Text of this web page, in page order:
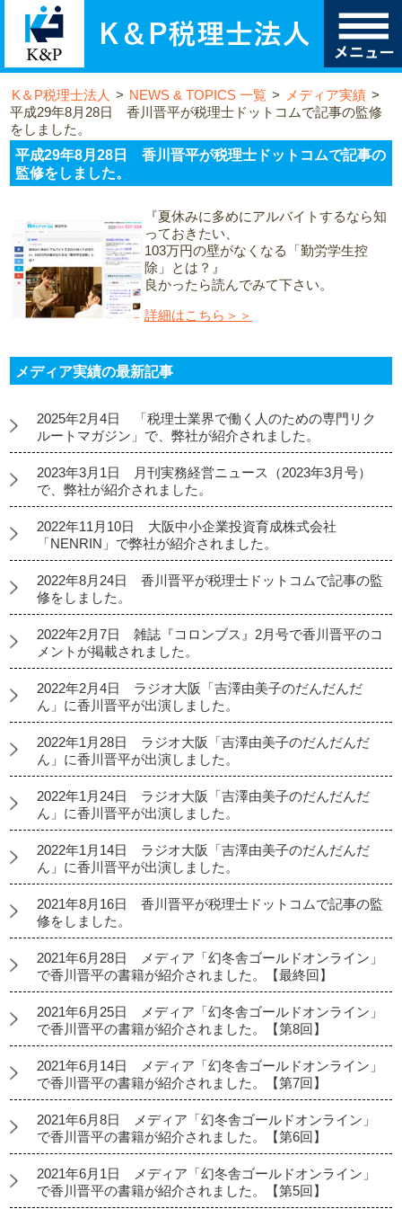
K＆P税理士法人 > NEWS & TOPICS 一覧 > メディア実績 >
平成29年8月28日 香川晋平が税理士ドットコムで記事の監修
をしました。
平成29年8月28日 香川晋平が税理士ドットコムで記事の
監修をしました。
『夏休みに多めにアルバイトするなら知
っておきたい、
103万円の壁がなくなる「勤労学生控
除」とは？』
良かったら読んでみて下さい。
詳細はこちら＞＞
メディア実績の最新記事
2025年2月4日 「税理士業界で働く人のための専門リク
ルートマガジン」で、弊社が紹介されました。
2023年3月1日 月刊実務経営ニュース（2023年3月号）
で、弊社が紹介されました。
2022年11月10日 大阪中小企業投資育成株式会社
「NENRIN」で弊社が紹介されました。
2022年8月24日 香川晋平が税理士ドットコムで記事の監
修をしました。
2022年2月7日 雑誌『コロンブス』2月号で香川晋平のコ
メントが掲載されました。
2022年2月4日 ラジオ大阪「吉澤由美子のだんだんだ
ん」に香川晋平が出演しました。
2022年1月28日 ラジオ大阪「吉澤由美子のだんだんだ
ん」に香川晋平が出演しました。
2022年1月24日 ラジオ大阪「吉澤由美子のだんだんだ
ん」に香川晋平が出演しました。
2022年1月14日 ラジオ大阪「吉澤由美子のだんだんだ
ん」に香川晋平が出演しました。
2021年8月16日 香川晋平が税理士ドットコムで記事の監
修をしました。
2021年6月28日 メディア「幻冬舎ゴールドオンライン」
で香川晋平の書籍が紹介されました。【最終回】
2021年6月25日 メディア「幻冬舎ゴールドオンライン」
で香川晋平の書籍が紹介されました。【第8回】
2021年6月14日 メディア「幻冬舎ゴールドオンライン」
で香川晋平の書籍が紹介されました。【第7回】
2021年6月8日 メディア「幻冬舎ゴールドオンライン」
で香川晋平の書籍が紹介されました。【第6回】
2021年6月1日 メディア「幻冬舎ゴールドオンライン」
で香川晋平の書籍が紹介されました。【第5回】